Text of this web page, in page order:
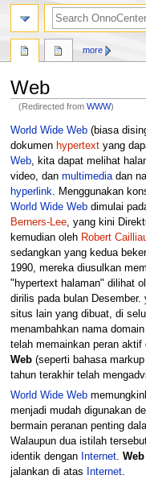
Web
(Redirected fromWWW)
Jump
to
navigation
Jump
to
search
World Wide Web(biasa
dokumen hypertextyang
Web, kita dapat melihat
video, dan multimediadan
hyperlink . Menggunakan
World Wide Webdimulai
Berners-Lee, yang kini
kemudian oleh Robert
sedangkan yang kedua
1990, mereka diusulkan
"hypertext halaman" dilihat
dirilis pada bulan Desember.
situs lain yang dibuat, di
menambahkan nama
telah memainkan peran aktif
Web(seperti bahasa
tahun terakhir telah
World Wide Web
menjadi mudah digunakan
bermain peranan penting
Walaupun dua istilah
identik dengan Internet. Web
jalankan di atas
Internet.
more
search